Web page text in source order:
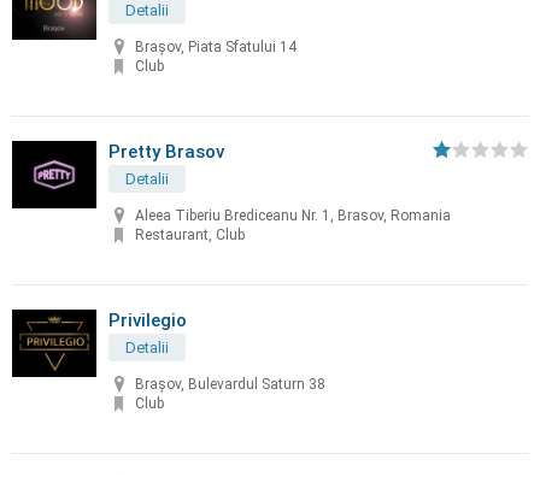
Detalii
Brașov, Piata Sfatului 14
Club
Pretty Brasov
Detalii
Aleea Tiberiu Brediceanu Nr. 1, Brasov, Romania
Restaurant, Club
Privilegio
Detalii
Brașov, Bulevardul Saturn 38
Club